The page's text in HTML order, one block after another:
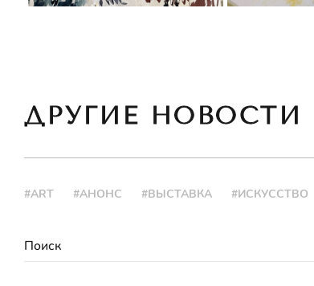
ДРУГИЕ НОВОСТИ
#ART #АНОНС #ВЫСТАВКА #ИСКУССТВО